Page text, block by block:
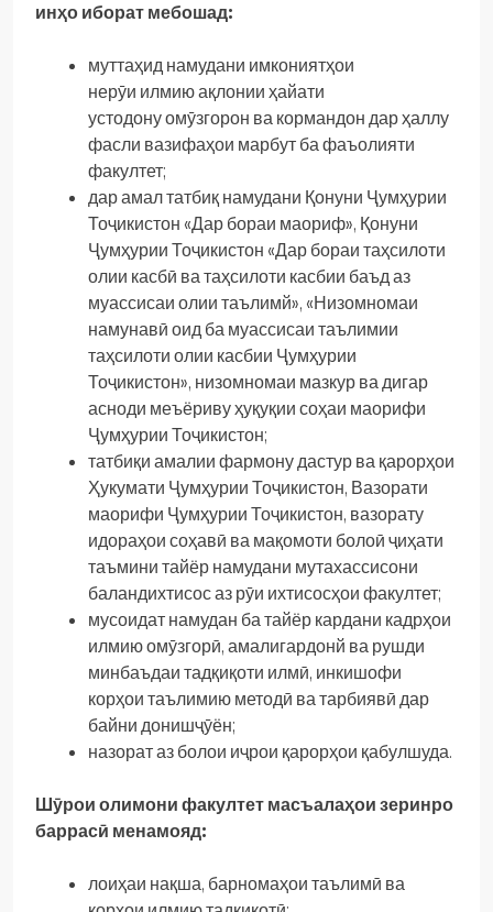
инҳо иборат мебошад:
муттаҳид намудани имкониятҳои
нерӯи илмию ақлонии ҳайати
устодону омӯзгорон ва кормандон дар ҳаллу
фасли вазифаҳои марбут ба фаъолияти
факултет;
дар амал татбиқ намудани Қонуни Ҷумҳурии
Тоҷикистон «Дар бораи маориф», Қонуни
Ҷумҳурии Тоҷикистон «Дар бораи таҳсилоти
олии касбӣ ва таҳсилоти касбии баъд аз
муассисаи олии таълимй», «Низомномаи
намунавӣ оид ба муассисаи таълимии
таҳсилоти олии касбии Ҷумҳурии
Тоҷикистон», низомномаи мазкур ва дигар
асноди меъёриву ҳуқуқии соҳаи маорифи
Ҷумҳурии Тоҷикистон;
татбиқи амалии фармону дастур ва қарорҳои
Ҳукумати Ҷумҳурии Тоҷикистон, Вазорати
маорифи Ҷумҳурии Тоҷикистон, вазорату
идораҳои соҳавӣ ва мақомоти болоӣ ҷиҳати
таъмини тайёр намудани мутахассисони
баландихтисос аз рӯи ихтисосҳои факултет;
мусоидат намудан ба тайёр кардани кадрҳои
илмию омӯзгорӣ, амалигардонй ва рушди
минбаъдаи тадқиқоти илмӣ, инкишофи
корҳои таълимию методӣ ва тарбиявӣ дар
байни донишҷӯён;
назорат аз болои иҷрои қарорҳои қабулшуда.
Шӯрои олимони факултет масъалаҳои зеринро
баррасӣ менамояд:
лоиҳаи нақша, барномаҳои таълимӣ ва